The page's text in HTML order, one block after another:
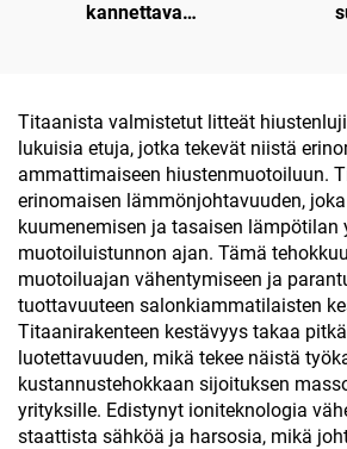
kannettava
Titaanista valmistetut litteät
lukuisia etuja, jotka tekevät niistä
ammattimaiseen hiustenmuotoiluun.
erinomaisen lämmönjohtavuuden,
kuumenemisen ja tasaisen lämpötilan
muotoiluistunnon ajan. Tämä
muotoiluajan vähentymiseen ja
tuottavuuteen salonkiammatilaisten
Titaanirakenteen kestävyys takaa
luotettavuuden, mikä tekee näistä
kustannustehokkaan sijoituksen
yrityksille. Edistynyt ioniteknologia
staattista sähköä ja harsosia, mikä